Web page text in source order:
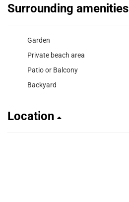
Surrounding amenities
Garden
Private beach area
Patio or Balcony
Backyard
Location